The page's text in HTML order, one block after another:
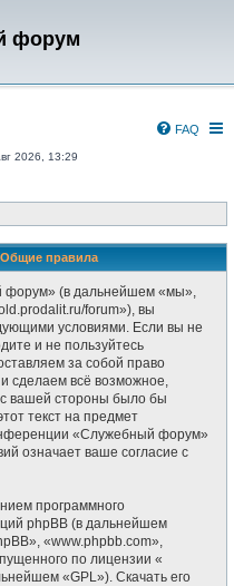
форум
FAQ
2026, 13:29
правила
форум» (в дальнейшем «мы»,
forum»), вы
условиями. Если вы не
и не пользуйтесь
за собой право
сделаем всё возможное,
с вашей стороны было бы
текст на предмет
«Служебный форум»
означает ваше согласие с
программного
phpBB (в дальнейшем
«www.phpbb.com»,
по лицензии «
«GPL»). Скачать его